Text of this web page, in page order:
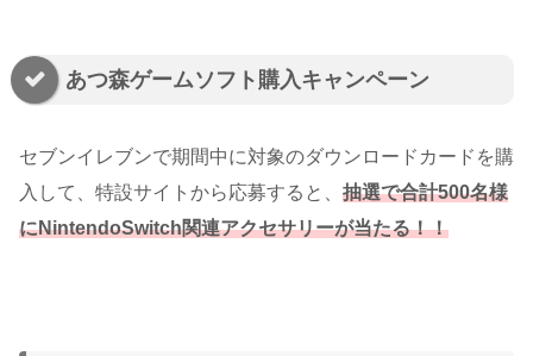
あつ森ゲームソフト購入キャンペーン
セブンイレブンで期間中に対象のダウンロードカードを購
入して、特設サイトから応募すると、 抽選で合計500名様
にNintendoSwitch関連アクセサリーが当たる！！